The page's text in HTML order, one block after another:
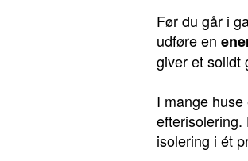
Før du går i
udføre en
giver et solidt
I mange
isolering i ét